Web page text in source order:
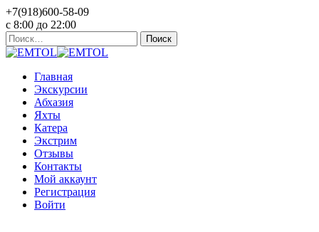
+7(918)600-58-09
c 8:00 до 22:00
Найти:
Главная
Экскурсии
Абхазия
Яхты
Катера
Экстрим
Отзывы
Контакты
Мой аккаунт
Регистрация
Войти